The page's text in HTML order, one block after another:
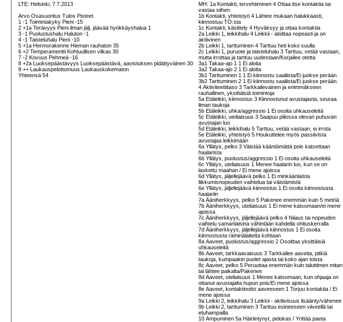
LTE:Helsinki, 7.7.2013
Arvo Osasuoritus Tulos Pisteet
1 -1 Toimintakyky Pieni -15
2 +1a Terävyys Pieni ilman jälj. jäävää hyökkäyshalua 1
3 -1 Puolustushalu Haluton -1
4 -1 Taisteluhalu Pieni -10
5 +1a Hermorakenne Hieman rauhaton 35
6 +2 Temperamentti Kohtuullisen vilkas 30
7 -2 Kovuus Pehmeä -16
8 +2a Luoksepäästävyys Luoksepäästävä, aavistuksen pidättyväinen 30
9 ++ Laukauspelottomuus Laukauskokematon
Yhteensä 54
MH: 1a Kontakti, tervehtiminen 4 Ottaa itse kontaktia tai
vastaa siihen
1b Kontakti, yhteistyö 4 Lähtee mukaan halukkaasti,
kiinnostuu TO:sta
1c Kontakti, käsittely 4 Hyväksyy ja ottaa kontaktia
2a Leikki 1, leikkihalu 4 Leikkii - aloittaa nopeasti ja on
aktiivinen
2b Leikki 1, tarttuminen 4 Tarttuu heti koko suulla
2c Leikki 1, puruote ja taisteluhalu 3 Tarttuu, vetää vastaan,
mutta irrottaa ja tarttuu uudestaan/Korjailee otetta
3a1 Takaa-ajo 1 1 Ei aloita
3a2 Takaa-ajo 2 1 Ei aloita
3b1 Tarttuminen 1 1 Ei kiinnostu saaliista/Ei juokse perään
3b2 Tarttuminen 2 1 Ei kiinnostu saaliista/Ei juokse perään
4 Aktiviteettitaso 3 Tarkkailevainen ja enimmäkseen
rauhallinen, yksittäisiä toimintoja
5a Etäleikki, kiinnostus 3 Kiinnostunut avustajasta, seuraa
ilman taukoja
5b Etäleikki, uhka/aggressio 1 Ei osoita uhkauseleitä
5c Etäleikki, uteliaisuus 3 Saapuu piilossa olevan puhuvan
avustajan luo
5d Etäleikki, leikkihalu 5 Tarttuu, vetää vastaan, ei irrota
5e Etäleikki, yhteistyö 5 Houkuttelee myös passiivista
avustajaa leikkimään
6a Yllätys, pelko 3 Väistää kääntämättä pois katsettaan
haalarista
6b Yllätys, puolustus/aggressio 1 Ei osoita uhkauseleitä
6c Yllätys, uteliaisuus 1 Menee haalarin luo, kun se on
laskettu maahan / Ei mene ajoissa
6d Yllätys, jäljellejäävä pelko 1 Ei minkäänlaista
liikkumisnopeuden vaihtelua tai väistämistä
6e Yllätys, jäljellejäävä kiinnostus 1 Ei osoita kiinnostusta
haalariin
7a Ääniherkkyys, pelko 5 Pakenee enemmän kuin 5 metriä
7b Ääniherkkyys, uteliaisuus 1 Ei mene katsomaan/ei mene
ajoissa
7c Ääniherkkyys, jäljellejäävä pelko 4 Niiaus tai nopeuden
vaihtelu samanlaisina vähintään kahdella ohituskerralla
7d Ääniherkkyys, jäljellejäävä kiinnostus 1 Ei osoita
kiinnostusta räminälaitetta kohtaan
8a Aaveet, puolustus/aggressio 2 Osoittaa yksittäisiä
uhkauseleitä
8b Aaveet, tarkkaavaisuus 3 Tarkkailee aaveita, pitkiä
taukoja, kumpaakin puolet ajasta tai koko ajan toista
8c Aaveet, pelko 5 Peruuttaa enemmän kuin taluttimen mitan
tai lähtee paikalta/Pakenee
8d Aaveet, uteliaisuus 1 Menee katsomaan, kun ohjaaja on
ottanut avustajalta hupun pois/Ei mene ajoissa
8e Aaveet, kontaktinotto aaveeseen 1 Torjuu kontaktia / Ei
mene ajoissa
9a Leikki 2, leikkihalu 3 Leikkii - aktiivisuus lisäänty/vähenee
9b Leikki 2, tarttuminen 3 Tarttuu esineeseen viiveellä tai
etuhampailla
10 Ampuminen 5a Häiriintynyt, pelokas / Yrittää paeta